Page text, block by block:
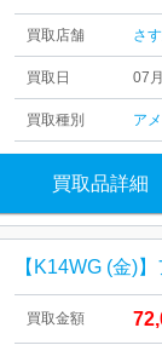
買取店舗 さ
買取日 07
買取種別 ア
買取品詳細
買取金額